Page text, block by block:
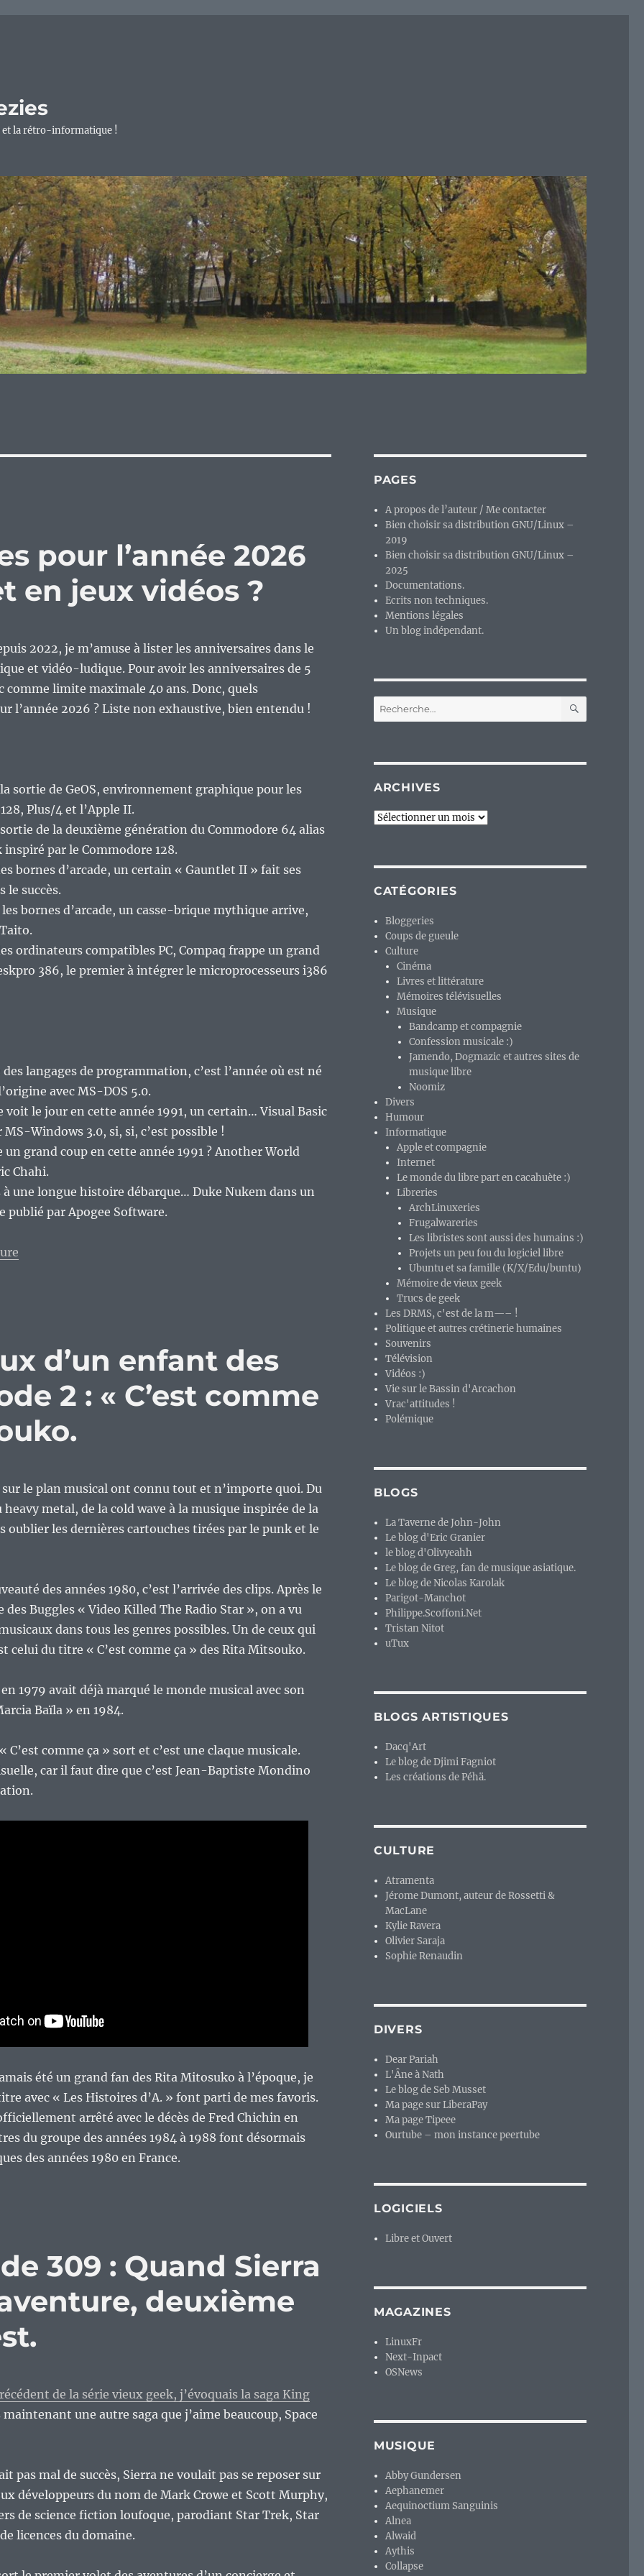
et la rétro-informatique !
pour l’année 2026
en jeux vidéos ?
2022, je m’amuse à lister les anniversaires dans le
et vidéo-ludique. Pour avoir les anniversaires de 5
comme limite maximale 40 ans. Donc, quels
l’année 2026 ? Liste non exhaustive, bien entendu !
la sortie de GeOS, environnement graphique pour les
Plus/4 et l’Apple II.
sortie de la deuxième génération du Commodore 64 alias
inspiré par le Commodore 128.
bornes d’arcade, un certain « Gauntlet II » fait ses
le succès.
bornes d’arcade, un casse-brique mythique arrive,
ordinateurs compatibles PC, Compaq frappe un grand
386, le premier à intégrer le microprocesseurs i386
langages de programmation, c’est l’année où est né
avec MS-DOS 5.0.
voit le jour en cette année 1991, un certain… Visual Basic
Windows 3.0, si, si, c’est possible !
un grand coup en cette année 1991 ? Another World
Chahi.
une longue histoire débarque… Duke Nukem dans un
publié par Apogee Software.
de « Quels anniversaires pour l’année 2026 en informatique et en jeux vidéos ? »
d’un enfant des
2 : « C’est comme
sur le plan musical ont connu tout et n’importe quoi. Du
heavy metal, de la cold wave à la musique inspirée de la
oublier les dernières cartouches tirées par le punk et le
des années 1980, c’est l’arrivée des clips. Après le
Buggles « Video Killed The Radio Star », on a vu
dans tous les genres possibles. Un de ceux qui
celui du titre « C’est comme ça » des Rita Mitsouko.
1979 avait déjà marqué le monde musical avec son
Baïla » en 1984.
C’est comme ça » sort et c’est une claque musicale.
car il faut dire que c’est Jean-Baptiste Mondino
été un grand fan des Rita Mitosuko à l’époque, je
avec « Les Histoires d’A. » font parti de mes favoris.
arrêté avec le décès de Fred Chichin en
du groupe des années 1984 à 1988 font désormais
des années 1980 en France.
309 : Quand Sierra
deuxième
de la série vieux geek, j’évoquais la saga King
une autre saga que j’aime beaucoup, Space
pas mal de succès, Sierra ne voulait pas se reposer sur
développeurs du nom de Mark Crowe et Scott Murphy,
de science fiction loufoque, parodiant Star Trek, Star
licences du domaine.
PAGES
A propos de l’auteur / Me contacter
Bien choisir sa distribution GNU/Linux –
2019
Bien choisir sa distribution GNU/Linux –
2025
Documentations.
Ecrits non techniques.
Mentions légales
Un blog indépendant.
Recherche
pour :
ARCHIVES
Archives
CATÉGORIES
Bloggeries
Coups de gueule
Culture
Cinéma
Livres et littérature
Mémoires télévisuelles
Musique
Bandcamp et compagnie
Confession musicale :)
Jamendo, Dogmazic et autres sites de
musique libre
Noomiz
Divers
Humour
Informatique
Apple et compagnie
Internet
Le monde du libre part en cacahuète :)
Libreries
ArchLinuxeries
Frugalwareries
Les libristes sont aussi des humains :)
Projets un peu fou du logiciel libre
Ubuntu et sa famille (K/X/Edu/buntu)
Mémoire de vieux geek
Trucs de geek
Les DRMS, c'est de la m—– !
Politique et autres crétinerie humaines
Souvenirs
Télévision
Vidéos :)
Vie sur le Bassin d'Arcachon
Vrac'attitudes !
Polémique
BLOGS
La Taverne de John-John
Le blog d'Eric Granier
le blog d'Olivyeahh
Le blog de Greg, fan de musique asiatique.
Le blog de Nicolas Karolak
Parigot-Manchot
Philippe.Scoffoni.Net
Tristan Nitot
uTux
BLOGS ARTISTIQUES
Dacq'Art
Le blog de Djimi Fagniot
Les créations de Péhä.
CULTURE
Atramenta
Jérome Dumont, auteur de Rossetti &
MacLane
Kylie Ravera
Olivier Saraja
Sophie Renaudin
DIVERS
Dear Pariah
L'Âne à Nath
Le blog de Seb Musset
Ma page sur LiberaPay
Ma page Tipeee
Ourtube – mon instance peertube
LOGICIELS
Libre et Ouvert
MAGAZINES
LinuxFr
Next-Inpact
OSNews
MUSIQUE
Abby Gundersen
Aephanemer
Aequinoctium Sanguinis
Alnea
Alwaid
Aythis
Collapse